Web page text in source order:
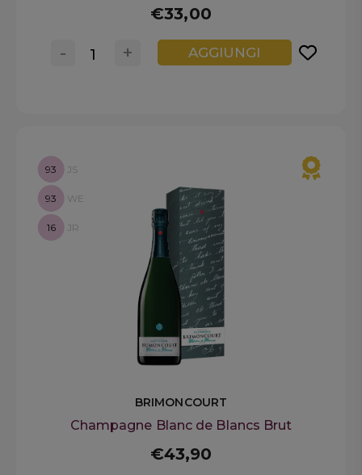
€33,00
+
- AGGIUNGI
93 JS
93 WE
16 JR
BRIMONCOURT
Champagne Blanc de Blancs Brut
€43,90